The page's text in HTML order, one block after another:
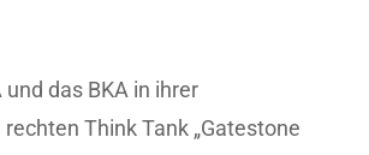
das BKA in ihrer
Think Tank „Gatestone